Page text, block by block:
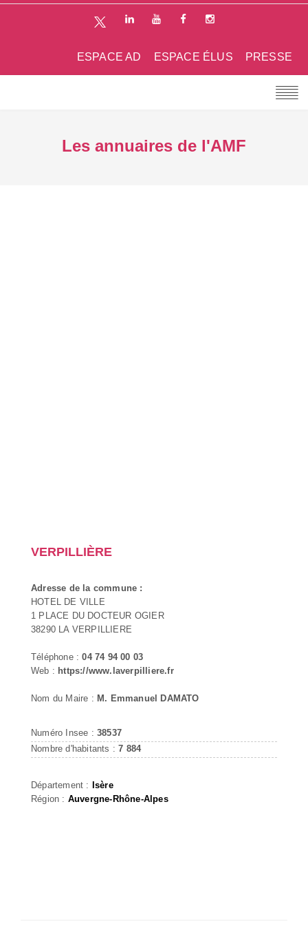
PRESSE
ESPACE ÉLUS
ESPACE AD
Les annuaires de l'AMF
VERPILLIÈRE
Adresse de la commune :
HOTEL DE VILLE
1 PLACE DU DOCTEUR OGIER
38290 LA VERPILLIERE
Téléphone :04 74 94 00 03
Web : https://www.laverpilliere.fr
Nom du Maire : M. Emmanuel DAMATO
Numéro Insee : 38537
Nombre d'habitants :7 884
Département : Isère
Région : Auvergne-Rhône-Alpes